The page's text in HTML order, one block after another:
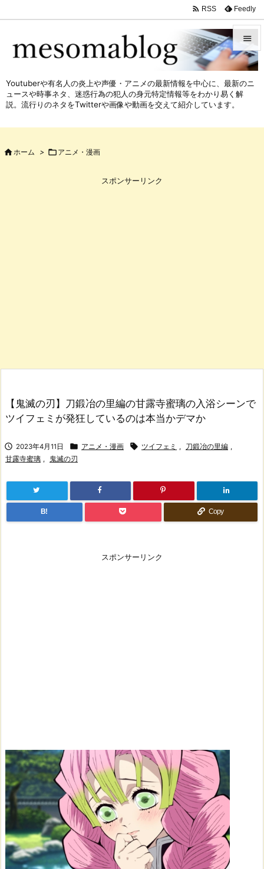



 RSS Feedly
Youtuberや有名人の炎上や声優・アニメの最新情報を中心に、最新のニ
ュースや時事ネタ、迷惑行為の犯人の身元特定情報等をわかり易く解
説。流行りのネタをTwitterや画像や動画を交えて紹介しています。
 ホーム >  アニメ・漫画
スポンサーリンク
【鬼滅の刃】刀鍛冶の里編の甘露寺蜜璃の入浴シーンで
ツイフェミが発狂しているのは本当かデマか
 2023年4月11日  アニメ・漫画  ツイフェミ , 刀鍛冶の里編 ,
甘露寺蜜璃 , 鬼滅の刃
B! Copy
スポンサーリンク